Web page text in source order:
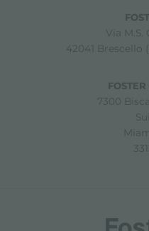
Via M.S.
42041 Brescello
7300